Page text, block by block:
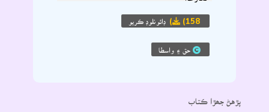
(158) ڊائونلوڊ ڪريو
حق ۽ واسطا
پڙهڻ جھڙا ڪتاب